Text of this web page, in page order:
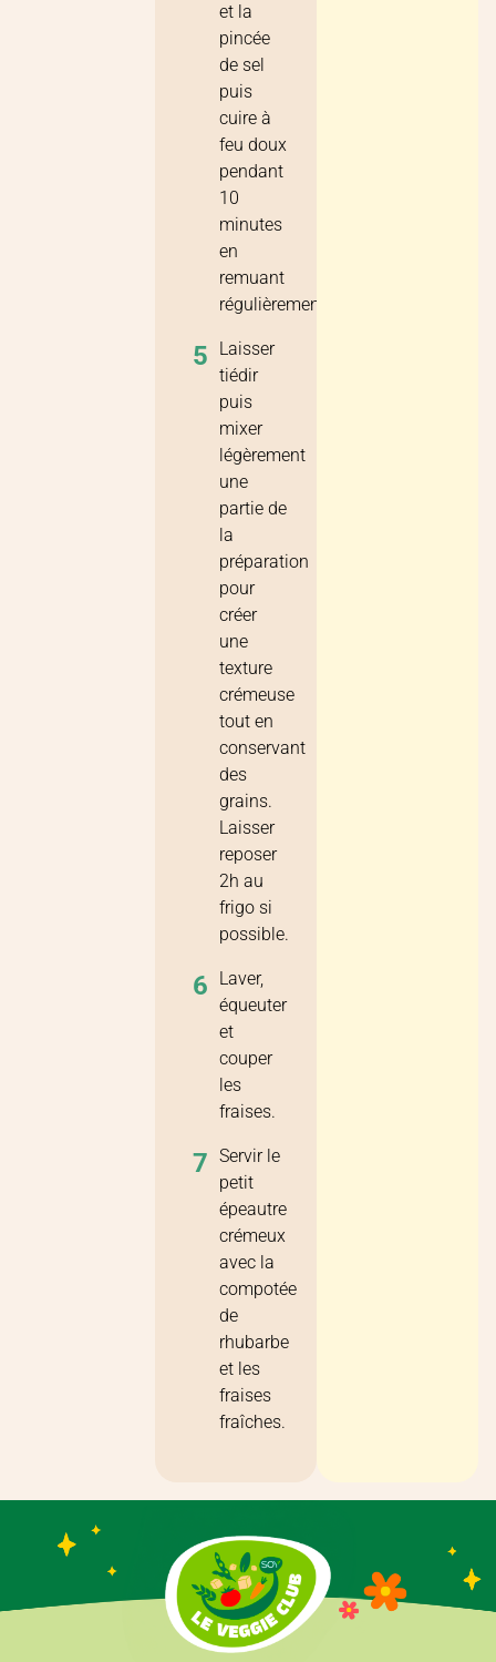
et la
pincée
de sel
puis
cuire à
feu doux
pendant
10
minutes
en
remuant
régulièrement.
5
Laisser
tiédir
puis
mixer
légèrement
une
partie de
la
préparation
pour
créer
une
texture
crémeuse
tout en
conservant
des
grains.
Laisser
reposer
2h au
frigo si
possible.
6
Laver,
équeuter
et
couper
les
fraises.
7 Servir le
petit
épeautre
crémeux
avec la
compotée
de
rhubarbe
et les
fraises
fraîches.